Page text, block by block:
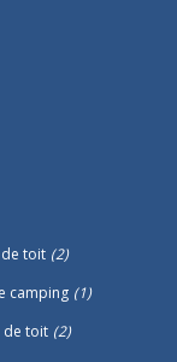
toit (2)
camping (1)
de toit (2)